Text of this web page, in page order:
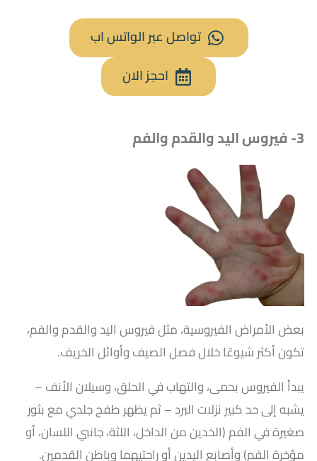
تواصل عبر الواتس اب
احجز الان
3- فيروس اليد والقدم والفم
بعض الأمراض الفيروسية، مثل فيروس اليد والقدم والفم،
تكون أكثر شيوعًا خلال فصل الصيف وأوائل الخريف.
يبدأ الفيروس بحمى، والتهاب في الحلق، وسيلان الأنف –
يشبه إلى حد كبير نزلات البرد – ثم يظهر طفح جلدي مع بثور
صغيرة في الفم (الخدين من الداخل، اللثة، جانبي اللسان، أو
مؤخرة الفم) وأصابع اليدين أو راحتيهما وباطن القدمين.